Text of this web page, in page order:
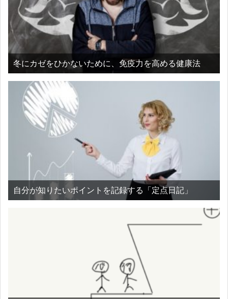
冬にカゼをひかないために、免疫力を高める健康法
自分が知りたいポイントを記録する「定点日記」